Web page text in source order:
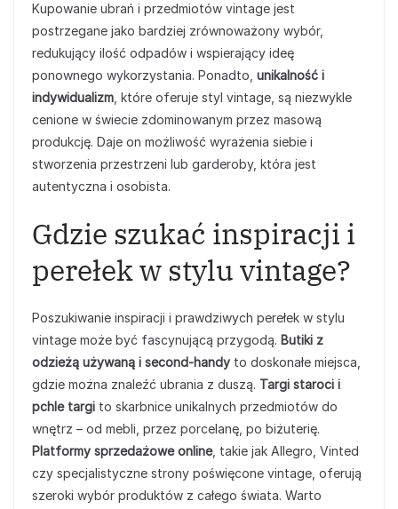
Kupowanie ubrań i przedmiotów vintage jest
postrzegane jako bardziej zrównoważony wybór,
redukujący ilość odpadów i wspierający ideę
ponownego wykorzystania. Ponadto, unikalność i
indywidualizm , które oferuje styl vintage, są niezwykle
cenione w świecie zdominowanym przez masową
produkcję. Daje on możliwość wyrażenia siebie i
stworzenia przestrzeni lub garderoby, która jest
autentyczna i osobista.
Gdzie szukać inspiracji i
perełek w stylu vintage?
Poszukiwanie inspiracji i prawdziwych perełek w stylu
vintage może być fascynującą przygodą. Butiki z
odzieżą używaną i second-handy to doskonałe miejsca,
gdzie można znaleźć ubrania z duszą. Targi staroci i
pchle targi to skarbnice unikalnych przedmiotów do
wnętrz – od mebli, przez porcelanę, po biżuterię.
Platformy sprzedażowe online, takie jak Allegro, Vinted
czy specjalistyczne strony poświęcone vintage, oferują
szeroki wybór produktów z całego świata. Warto